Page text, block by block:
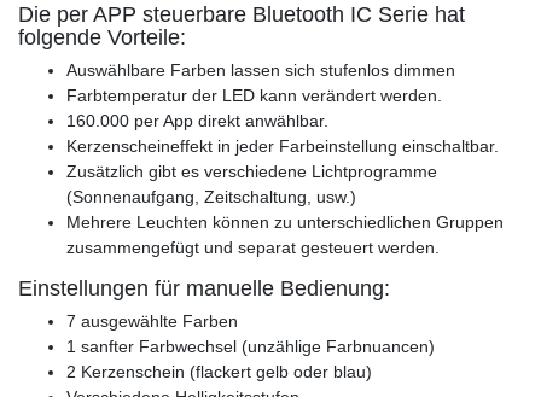
Die per APP steuerbare Bluetooth IC Serie hat
folgende Vorteile:
Auswählbare Farben lassen sich stufenlos dimmen
Farbtemperatur der LED kann verändert werden.
160.000 per App direkt anwählbar.
Kerzenscheineffekt in jeder Farbeinstellung einschaltbar.
Zusätzlich gibt es verschiedene Lichtprogramme
(Sonnenaufgang, Zeitschaltung, usw.)
Mehrere Leuchten können zu unterschiedlichen Gruppen
zusammengefügt und separat gesteuert werden.
Einstellungen für manuelle Bedienung:
7 ausgewählte Farben
1 sanfter Farbwechsel (unzählige Farbnuancen)
2 Kerzenschein (flackert gelb oder blau)